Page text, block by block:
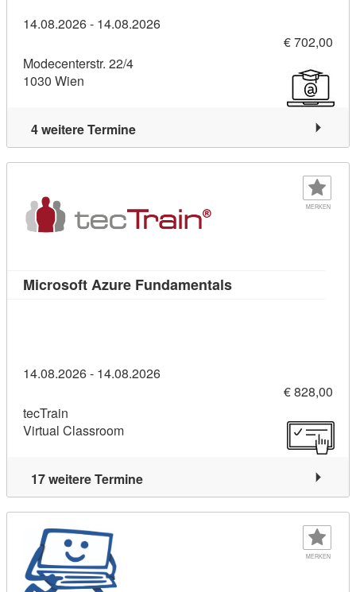
14.08.2026 - 14.08.2026
€ 702,00
Modecenterstr. 22/4
1030 Wien
4 weitere Termine
MERKEN
Microsoft Azure FundamentalsKursdetail:
14.08.2026 - 14.08.2026
€ 828,00
tecTrain
Virtual Classroom
17 weitere Termine
MERKEN